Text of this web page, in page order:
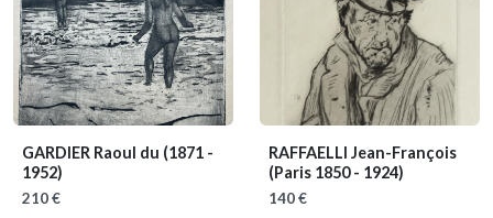
GARDIER Raoul du (1871 -
1952)
210 €
RAFFAELLI Jean-François
(Paris 1850 - 1924)
140 €